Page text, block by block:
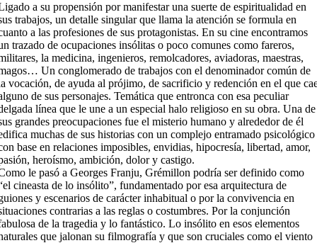
a su propensión por manifestar una suerte de espiritualidad en
trabajos, un detalle singular que llama la atención se formula en
a las profesiones de sus protagonistas. En su cine encontramos
trazado de ocupaciones insólitas o poco comunes como fareros,
la medicina, ingenieros, remolcadores, aviadoras, maestras,
Un conglomerado de trabajos con el denominador común de
vocación, de ayuda al prójimo, de sacrificio y redención en el que
de sus personajes. Temática que entronca con esa peculiar
línea que le une a un especial halo religioso en su obra. Una de
grandes preocupaciones fue el misterio humano y alrededor de él
muchas de sus historias con un complejo entramado psicológico
base en relaciones imposibles, envidias, hipocresía, libertad, amor,
heroísmo, ambición, dolor y castigo.
le pasó a Georges Franju, Grémillon podría ser definido como
cineasta de lo insólito”, fundamentado por esa arquitectura de
y escenarios de carácter inhabitual o por la convivencia en
contrarias a las reglas o costumbres. Por la conjunción
de la tragedia y lo fantástico. Lo insólito en esos elementos
que jalonan su filmografía y que son cruciales como el viento